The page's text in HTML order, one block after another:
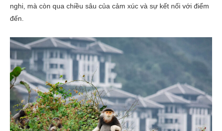
nghi, mà còn qua chiều sâu của cảm xúc và sự kết nối với điểm
đến.